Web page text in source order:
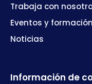
Trabaja con
Eventos y formación
Noticias
Información de